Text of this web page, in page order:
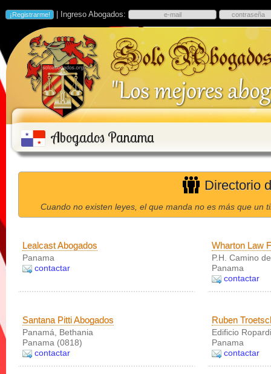
| Ingreso Abogados:
Abogados Panama
Directorio
Cuando no existen leyes, el que manda no es más que un
Lealcast Abogados
Panama
contactar
Wharton Law
P.H. Camino
Panama
contactar
Santana Pitti Abogados
Panamá, Bethania
Panama (0818)
contactar
Ruben
Edificio Ropardi
Panama
contactar